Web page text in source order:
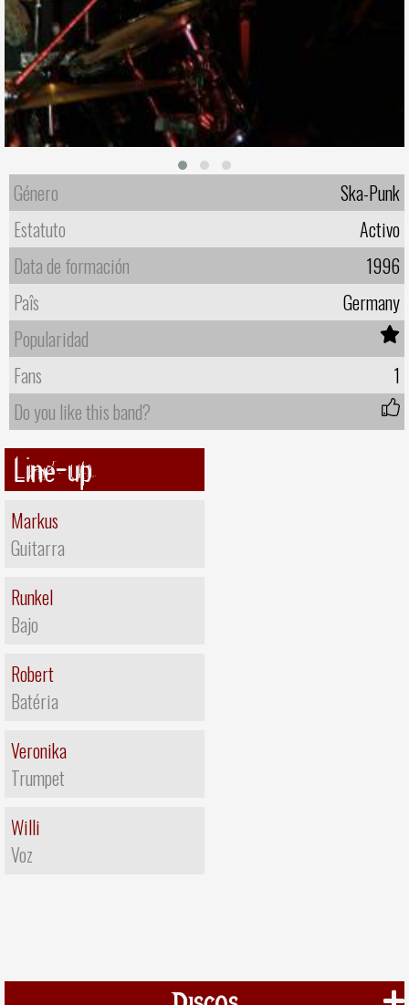
Género
Ska-Punk
Estatuto
Activo
Data de formación
1996
Paîs
Germany
Popularidad
Fans
1
Do you like this band?
Line-up
Markus
Guitarra
Runkel
Bajo
Robert
Batéria
Veronika
Trumpet
Willi
Voz